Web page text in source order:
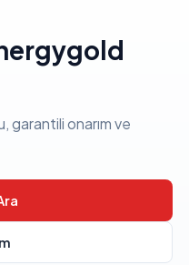
garantili onarım ve